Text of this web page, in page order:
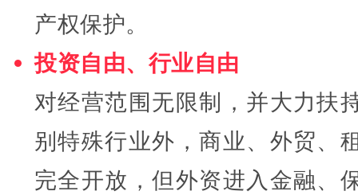
产权保护。
投资自由、行业自由
对经营范围无限制，并大力扶
别特殊行业外，商业、外贸、
完全开放，但外资进入金融、